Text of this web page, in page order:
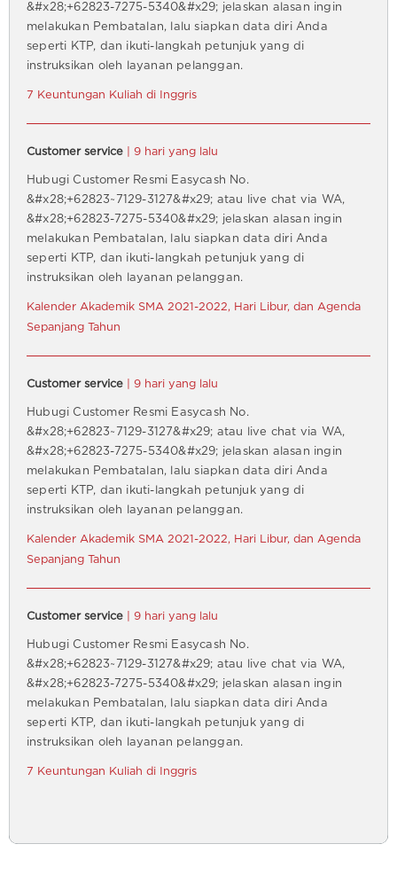
&#x28;+62823-7275-5340&#x29; jelaskan alasan ingin
melakukan Pembatalan, lalu siapkan data diri Anda
seperti KTP, dan ikuti-langkah petunjuk yang di
instruksikan oleh layanan pelanggan.
7 Keuntungan Kuliah di Inggris
Customer service | 9 hari yang lalu
Hubugi Customer Resmi Easycash No.
&#x28;+62823~7129-3127&#x29; atau live chat via WA,
&#x28;+62823-7275-5340&#x29; jelaskan alasan ingin
melakukan Pembatalan, lalu siapkan data diri Anda
seperti KTP, dan ikuti-langkah petunjuk yang di
instruksikan oleh layanan pelanggan.
Kalender Akademik SMA 2021-2022, Hari Libur, dan Agenda
Sepanjang Tahun
Customer service | 9 hari yang lalu
Hubugi Customer Resmi Easycash No.
&#x28;+62823~7129-3127&#x29; atau live chat via WA,
&#x28;+62823-7275-5340&#x29; jelaskan alasan ingin
melakukan Pembatalan, lalu siapkan data diri Anda
seperti KTP, dan ikuti-langkah petunjuk yang di
instruksikan oleh layanan pelanggan.
Kalender Akademik SMA 2021-2022, Hari Libur, dan Agenda
Sepanjang Tahun
Customer service | 9 hari yang lalu
Hubugi Customer Resmi Easycash No.
&#x28;+62823~7129-3127&#x29; atau live chat via WA,
&#x28;+62823-7275-5340&#x29; jelaskan alasan ingin
melakukan Pembatalan, lalu siapkan data diri Anda
seperti KTP, dan ikuti-langkah petunjuk yang di
instruksikan oleh layanan pelanggan.
7 Keuntungan Kuliah di Inggris